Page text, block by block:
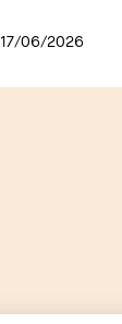
17/06/2026